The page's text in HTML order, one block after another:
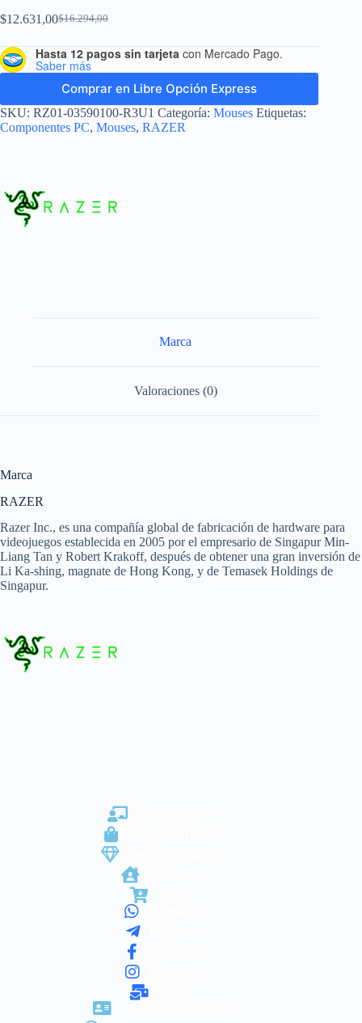
$16.294,00
$12.631,00
Hasta 12 pagos sin tarjeta con Mercado Pago.
Saber más
Comprar en Libre Opción Express
SKU: RZ01-03590100-R3U1 Categoría: Mouses Etiquetas:
Componentes PC, Mouses, RAZER
Marca
Valoraciones (0)
Marca
RAZER
Razer Inc., es una compañía global de fabricación de hardware para
videojuegos establecida en 2005 por el empresario de Singapur Min-
Liang Tan y Robert Krakoff, después de obtener una gran inversión de
Li Ka-shing, magnate de Hong Kong, y de Temasek Holdings de
Singapur.​